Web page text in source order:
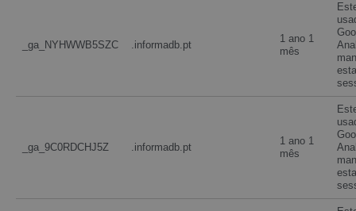
_ga_NYHWWB5SZC .informadb.pt
1 ano 1
mês
_ga_9C0RDCHJ5Z .informadb.pt
1 ano 1
mês